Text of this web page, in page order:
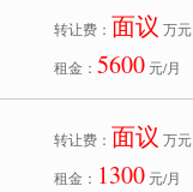
转让费： 面议 万元
租金： 5600 元/月
转让费： 面议 万元
租金： 1300 元/月